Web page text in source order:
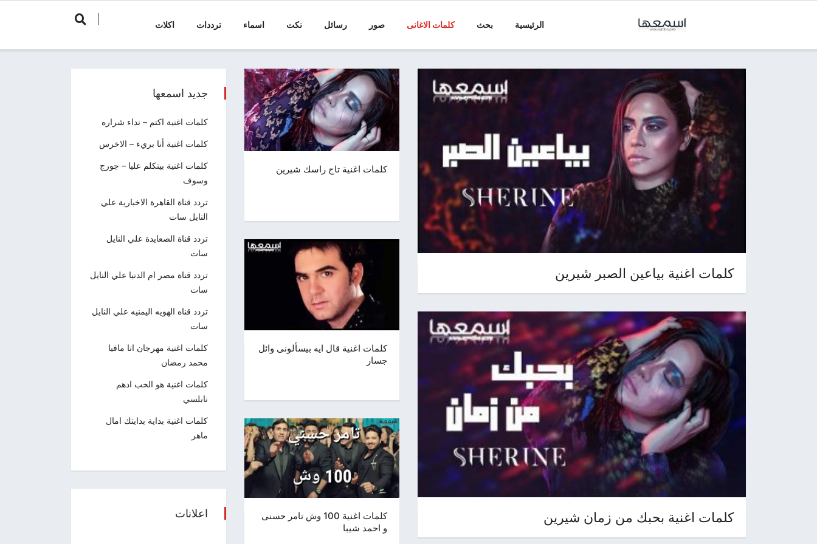
الرئيسية بحث كلمات الاغانى صور رسائل نكت اسماء ترددات اكلات
كلمات اغنية بياعين الصبر شيرين
كلمات اغنية بحبك من زمان شيرين
كلمات اغنية تاج راسك شيرين
كلمات اغنية قال ايه بيسألونى وائل
جسار
كلمات اغنية 100 وش تامر حسنى
و احمد شيبا
جديد اسمعها
كلمات اغنية اكتم – نداء شراره
كلمات اغنية أنا بريء – الاخرس
كلمات اغنية بيتكلم عليا – جورج
وسوف
تردد قناة القاهرة الاخبارية علي
النايل سات
تردد قناة الصعايدة علي النايل
سات
تردد قناة مصر ام الدنيا علي النايل
سات
تردد قناه الهويه اليمنيه علي النايل
سات
كلمات اغنية مهرجان انا مافيا
محمد رمضان
كلمات اغنية هو الحب ادهم
نابلسي
كلمات اغنية بداية بدايتك امال
ماهر
اعلانات